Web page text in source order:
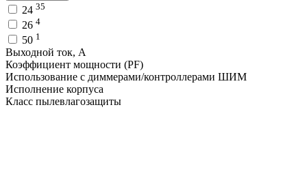
24 35
26 4
50 1
Выходной ток, A
Коэффициент мощности (PF)
Использование с диммерами/контроллерами ШИМ
Исполнение корпуса
Класс пылевлагозащиты